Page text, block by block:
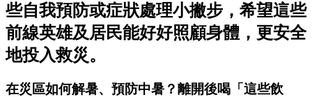
些自我預防或症狀處理小撇步，希望這些
前線英雄及居民能好好照顧身體，更安全
地投入救災。
在災區如何解暑、預防中暑？離開後喝「這些飲